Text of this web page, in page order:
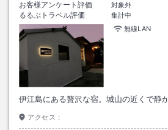
お客様アンケート評価
対象外
るるぶトラベル評価
集計中
無線LAN
伊江島にある贅沢な宿。城山の近くで静
アクセス：